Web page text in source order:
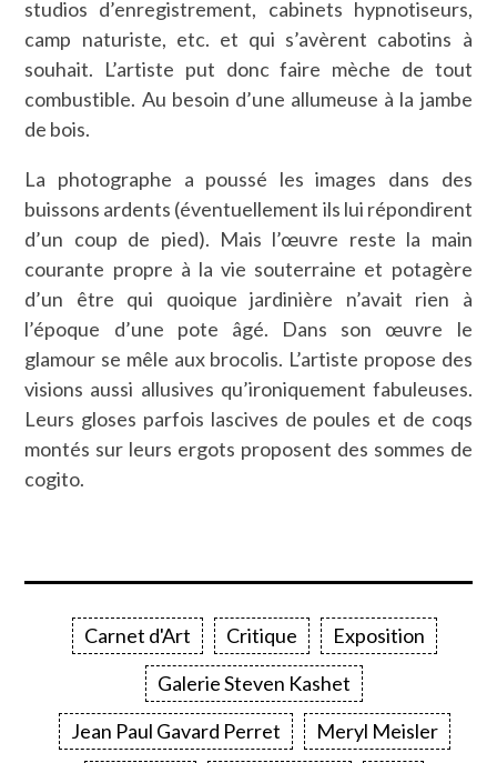
studios d’enregistrement, cabinets hypnotiseurs,
camp naturiste, etc. et qui s’avèrent cabotins à
souhait. L’artiste put donc faire mèche de tout
combustible. Au besoin d’une allumeuse à la jambe
de bois.
La photographe a poussé les images dans des
buissons ardents (éventuellement ils lui répondirent
d’un coup de pied). Mais l’œuvre reste la main
courante propre à la vie souterraine et potagère
d’un être qui quoique jardinière n’avait rien à
l’époque d’une pote âgé. Dans son œuvre le
glamour se mêle aux brocolis. L’artiste propose des
visions aussi allusives qu’ironiquement fabuleuses.
Leurs gloses parfois lascives de poules et de coqs
montés sur leurs ergots proposent des sommes de
cogito.
Carnet d'Art Critique
Exposition
Galerie Steven Kashet
Jean Paul Gavard Perret
Meryl Meisler